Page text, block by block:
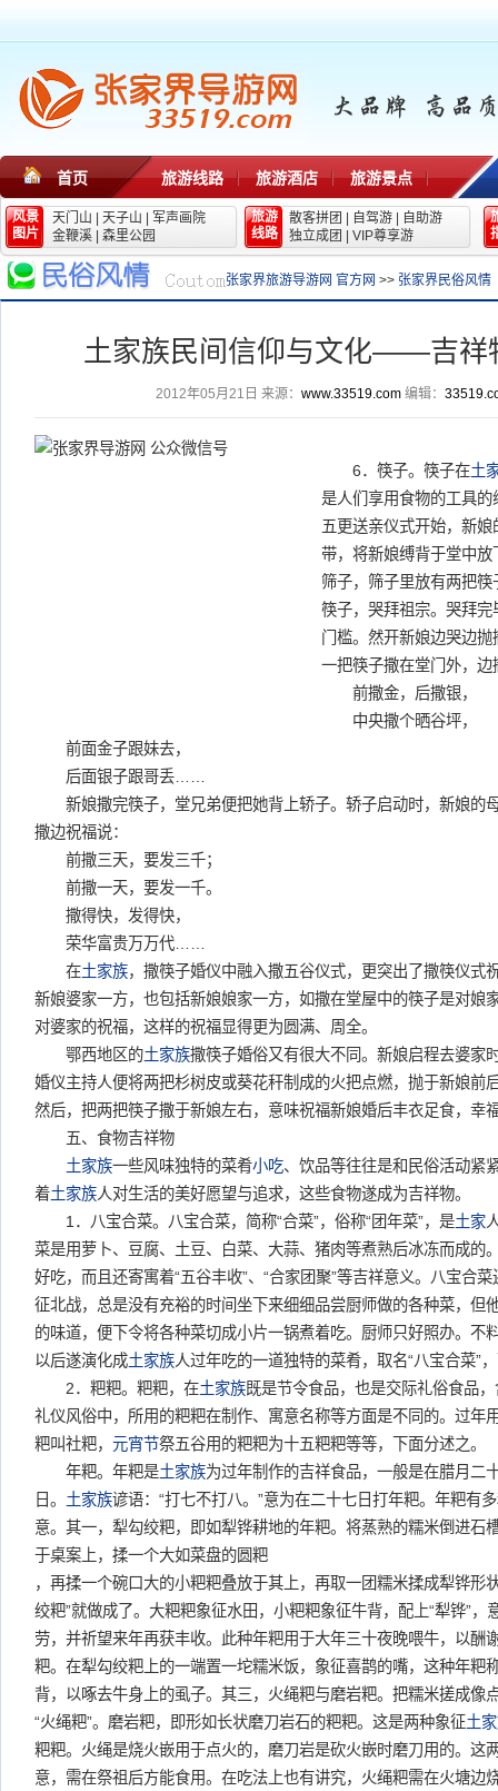
首页 旅游线路 旅游酒店 旅游景点
风景
图片
天门山 天子山
军声画院
金鞭溪
森里公园
旅游
线路
散客拼团 自驾游
自助游
独立成团
VIP尊享游
张家界旅游导游网 官方网 >> 张家界民俗风情
土家族民间信仰与文化——吉祥
2012年05月21日 来源： www.33519.com编辑：
6．筷子。筷子在土
是人们享用食物的工具的
五更送亲仪式开始，新
带，将新娘缚背于堂中
筛子，筛子里放有两把
筷子，哭拜祖宗。哭拜
门槛。然开新娘边哭边
一把筷子撒在堂门外，边
前撒金，后撒银，
中央撒个晒谷坪，
前面金子跟妹去，
后面银子跟哥丢……
新娘撒完筷子，堂兄弟便把她背上轿子。轿子启动时，新娘的
撒边祝福说：
前撒三天，要发三千；
前撒一天，要发一千。
撒得快，发得快，
荣华富贵万万代……
在土家族，撒筷子婚仪中融入撒五谷仪式，更突出了撒筷仪式
新娘婆家一方，也包括新娘娘家一方，如撒在堂屋中的筷子是对娘
对婆家的祝福，这样的祝福显得更为圆满、周全。
鄂西地区的土家族撒筷子婚俗又有很大不同。新娘启程去婆家
婚仪主持人便将两把杉树皮或葵花秆制成的火把点燃，抛于新娘前
然后，把两把筷子撒于新娘左右，意味祝福新娘婚后丰衣足食，幸
五、食物吉祥物
土家族一些风味独特的菜肴小吃、饮品等往往是和民俗活动紧
着土家族人对生活的美好愿望与追求，这些食物遂成为吉祥物。
1．八宝合菜。八宝合菜，简称“合菜”，俗称“团年菜”，是土家
菜是用萝卜、豆腐、土豆、白菜、大蒜、猪肉等煮熟后冰冻而成的
好吃，而且还寄寓着“五谷丰收”、“合家团聚”等吉祥意义。八宝合
征北战，总是没有充裕的时间坐下来细细品尝厨师做的各种菜，但
的味道，便下令将各种菜切成小片一锅煮着吃。厨师只好照办。不
以后遂演化成土家族人过年吃的一道独特的菜肴，取名“八宝合菜”
2．粑粑。粑粑，在土家族既是节令食品，也是交际礼俗食品
礼仪风俗中，所用的粑粑在制作、寓意名称等方面是不同的。过年
粑叫社粑， 元宵节祭五谷用的粑粑为十五粑粑等等，下面分述之。
年粑。年粑是土家族为过年制作的吉祥食品，一般是在腊月二
日。 土家族谚语：“打七不打八。”意为在二十七日打年粑。年粑有
意。其一，犁勾绞粑，即如犁铧耕地的年粑。将蒸熟的糯米倒进石
于桌案上，揉一个大如菜盘的圆粑
，再揉一个碗口大的小粑粑叠放于其上，再取一团糯米揉成犁铧形
绞粑”就做成了。大粑粑象征水田，小粑粑象征牛背，配上“犁铧”，
劳，并祈望来年再获丰收。此种年粑用于大年三十夜晚喂牛，以酬
粑。在犁勾绞粑上的一端置一坨糯米饭，象征喜鹊的嘴，这种年粑
背，以啄去牛身上的虱子。其三，火绳粑与磨岩粑。把糯米搓成像
“火绳粑”。磨岩粑，即形如长状磨刀岩石的粑粑。这是两种象征土
粑粑。火绳是烧火嵌用于点火的，磨刀岩是砍火嵌时磨刀用的。这
意，需在祭祖后方能食用。在吃法上也有讲究，火绳粑需在火塘边